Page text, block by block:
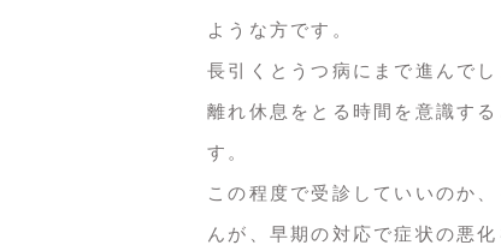
ような方です。
長引くとうつ病にまで進んで
離れ休息をとる時間を意識す
す。
この程度で受診していいのか
んが、早期の対応で症状の悪